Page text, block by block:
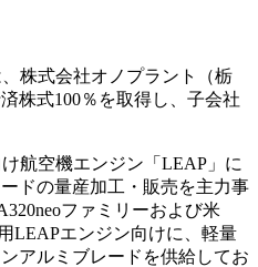
株式会社オノプラント（栃
株式100％を取得し、子会社
航空機エンジン「LEAP」に
ドの量産加工・販売を主力事
ファミリーおよび米
LEAPエンジン向けに、軽量
アルミブレードを供給してお